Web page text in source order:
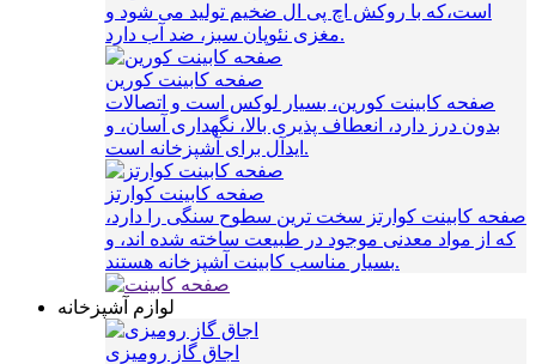
است،که با روکش اچ پی ال ضخیم تولید می شود و
مغزی نئوپان سبز، ضد آب دارد.
صفحه کابینت کورین
صفحه کابینت کورین، بسیار لوکس است و اتصالات
بدون درز دارد، انعطاف پذیری بالا، نگهداری آسان، و
ایدآل برای آشپزخانه است.
صفحه کابینت کوارتز
صفحه کابینت کوارتز سخت ترین سطوح سنگی را دارد،
که از مواد معدنی موجود در طبیعت ساخته شده اند، و
بسیار مناسب کابینت آشپزخانه هستند.
لوازم آشپزخانه
اجاق گاز رومیزی